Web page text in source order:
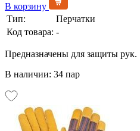
В корзину
Тип:
Перчатки
Код товара: -
Предназначены для защиты рук.
В наличии: 34 пар